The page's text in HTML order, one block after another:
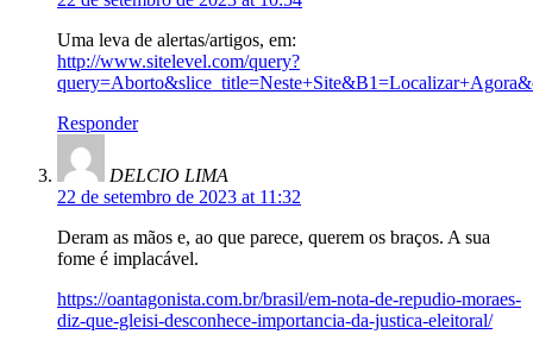
Uma leva de alertas/artigos, em:
http://www.sitelevel.com/query?
Responder
DELCIO LIMA
22 de setembro de 2023 at 11:32
Deram as mãos e, ao que parece, querem os braços. A sua
fome é implacável.
https://oantagonista.com.br/brasil/em-nota-de-repudio-moraes-
diz-que-gleisi-desconhece-importancia-da-justica-eleitoral/